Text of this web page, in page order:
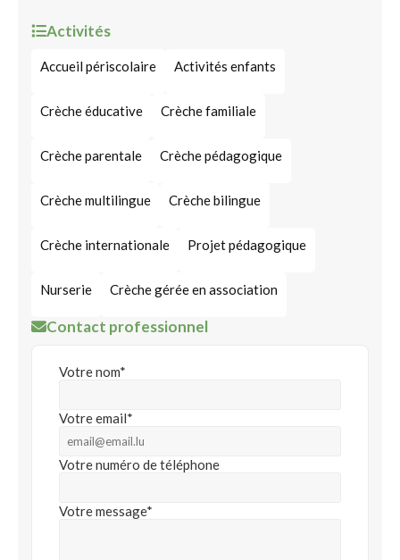
Activités
Accueil périscolaire Activités enfants
Crèche éducative Crèche familiale
Crèche parentale Crèche pédagogique
Crèche multilingue Crèche bilingue
Crèche internationale Projet pédagogique
Nurserie Crèche gérée en association
Contact professionnel
Votre nom*
Votre email*
Votre numéro de téléphone
Votre message*